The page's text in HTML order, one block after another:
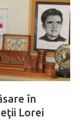
în
Lorei